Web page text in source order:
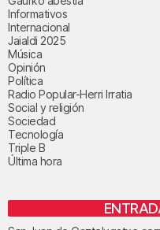
Informativos
Internacional
Jaialdi 2025
Música
Opinión
Política
Radio Popular-Herri Irratia
Social y religión
Sociedad
Tecnología
Triple B
Última hora